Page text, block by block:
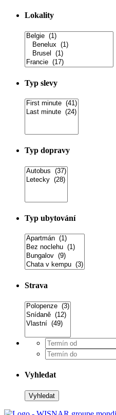
Lokality
Typ slevy
Typ dopravy
Typ ubytování
Strava
Vyhledat